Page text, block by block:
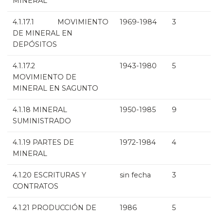
4.1.17.1 MOVIMIENTO
DE MINERAL EN
DEPÓSITOS
1969-1984 3
4.1.17.2
MOVIMIENTO DE
MINERAL EN SAGUNTO
1943-1980 5
4.1.18 MINERAL
SUMINISTRADO
1950-1985 9
4.1.19 PARTES DE
MINERAL
1972-1984 4
4.1.20 ESCRITURAS Y
CONTRATOS
sin fecha 3
4.1.21 PRODUCCIÓN DE
1986 5